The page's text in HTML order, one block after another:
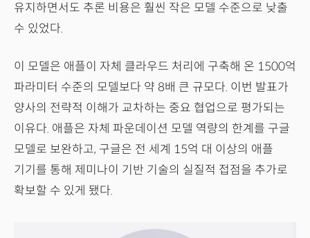
유지하면서도 추론 비용은 훨씬 작은 모델 수준으로 낮출
수 있었다.
이 모델은 애플이 자체 클라우드 처리에 구축해 온 1500억
파라미터 수준의 모델보다 약 8배 큰 규모다. 이번 발표가
양사의 전략적 이해가 교차하는 중요 협업으로 평가되는
이유다. 애플은 자체 파운데이션 모델 역량의 한계를 구글
모델로 보완하고, 구글은 전 세계 15억 대 이상의 애플
기기를 통해 제미나이 기반 기술의 실질적 접점을 추가로
확보할 수 있게 됐다.